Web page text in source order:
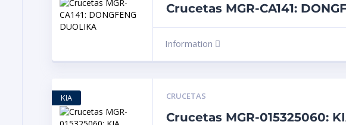
Crucetas MGR-CA141:
Information
CRUCETAS
Crucetas MGR-015325060:
KIA